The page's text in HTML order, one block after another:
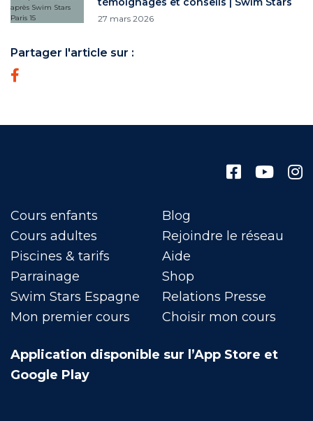
27 mars 2026
Partager l'article sur :
Cours enfants
Cours adultes
Piscines & tarifs
Parrainage
Swim Stars Espagne
Mon premier cours
Blog
Rejoindre le réseau
Aide
Shop
Relations Presse
Choisir mon cours
Application disponible sur l’App Store et
Google Play